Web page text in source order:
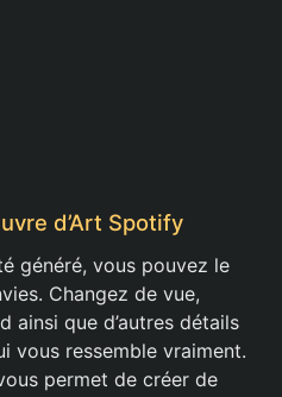
d’Art Spotify
généré, vous pouvez le
Changez de vue,
ainsi que d’autres détails
vous ressemble vraiment.
permet de créer de